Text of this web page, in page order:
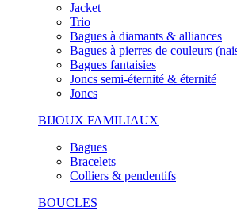
Jacket
Trio
Bagues à diamants & alliances
Bagues à pierres de couleurs
Bagues fantaisies
Joncs semi-éternité & éternité
Joncs
BIJOUX FAMILIAUX
Bagues
Bracelets
Colliers & pendentifs
BOUCLES